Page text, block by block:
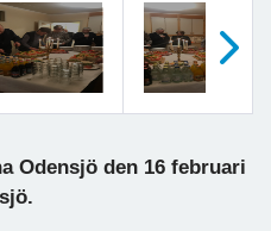
Odensjö den 16 februari